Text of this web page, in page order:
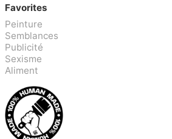
Favorites
Peinture
Semblances
Publicité
Sexisme
Aliment